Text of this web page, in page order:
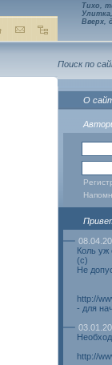
Тихо,
Вверх,
Поиск по
О
Коль уж
(с)
Не
http://
- для
http://